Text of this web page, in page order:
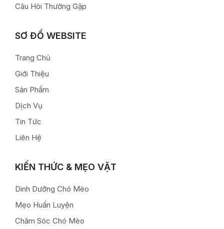
Câu Hỏi Thường Gặp
SƠ ĐỒ WEBSITE
Trang Chủ
Giới Thiệu
Sản Phẩm
Dịch Vụ
Tin Tức
Liên Hệ
KIẾN THỨC & MẸO VẶT
Dinh Dưỡng Chó Mèo
Mẹo Huấn Luyện
Chăm Sóc Chó Mèo